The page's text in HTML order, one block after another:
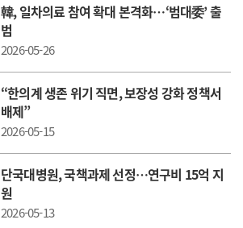
韓, 일차의료 참여 확대 본격화…‘범대委’ 출
범
2026-05-26
“ 한의계 생존 위기 직면, 보장성 강화 정책서
배제”
2026-05-15
단국대병원, 국책과제 선정…연구비 15억 지
원
2026-05-13